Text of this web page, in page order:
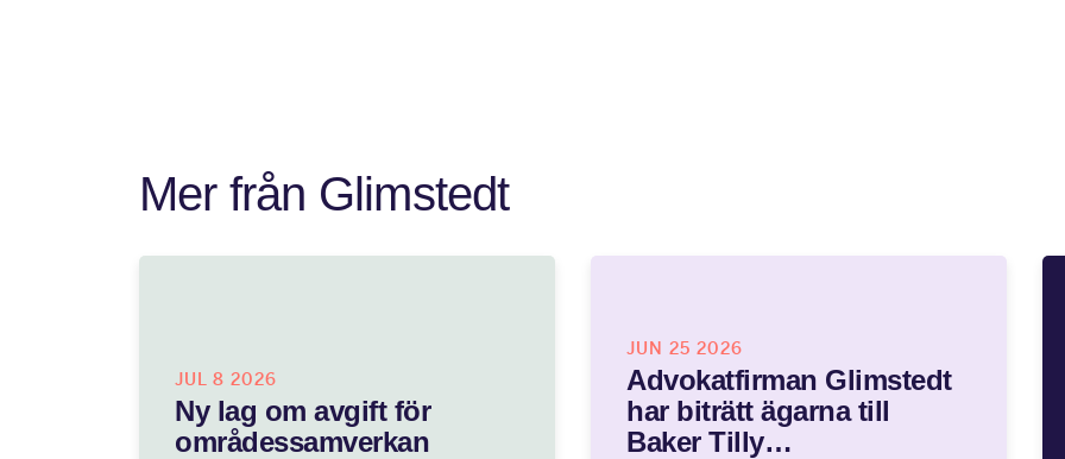
Mer från Glimstedt
JUL 8 2026
Ny lag om avgift för
områdessamverkan
JUN 25 2026
Advokatfirman Glimstedt
har biträtt ägarna till
Baker Tilly…